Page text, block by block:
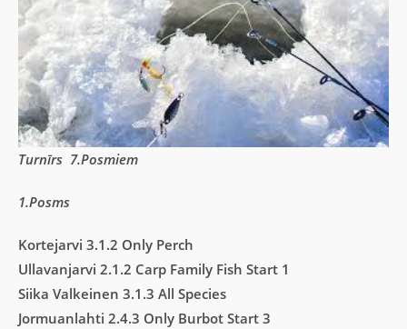
Turnīrs 7.Posmiem
1.Posms
Kortejarvi 3.1.2 Only Perch
Ullavanjarvi 2.1.2 Carp Family Fish Start 1
Siika Valkeinen 3.1.3 All Species
Jormuanlahti 2.4.3 Only Burbot Start 3